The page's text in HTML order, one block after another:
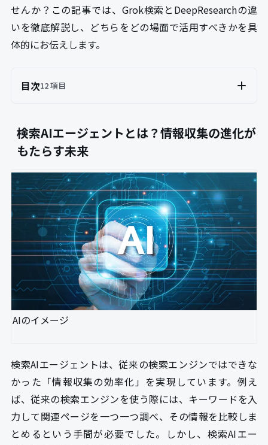
せんか？この記事では、Grok検索とDeepResearchの違
いを徹底解説し、どちらをどの場面で活用すべきかを具
体的にお伝えします。
目次12 項目
検索AIエージェントとは？情報収集の進化が
もたらす未来
AIのイメージ
検索AIエージェントは、従来の検索エンジンではできな
かった「情報収集の効率化」を実現しています。例え
ば、従来の検索エンジンを使う際には、キーワードを入
力して関連ページを一つ一つ調べ、その情報を比較しま
とめるという手間が必要でした。しかし、検索AIエー